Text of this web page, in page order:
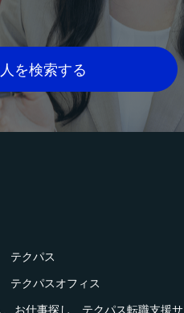
を検索する
テクパス
テクパスオフィス
、お仕事探し テクパス転職支援